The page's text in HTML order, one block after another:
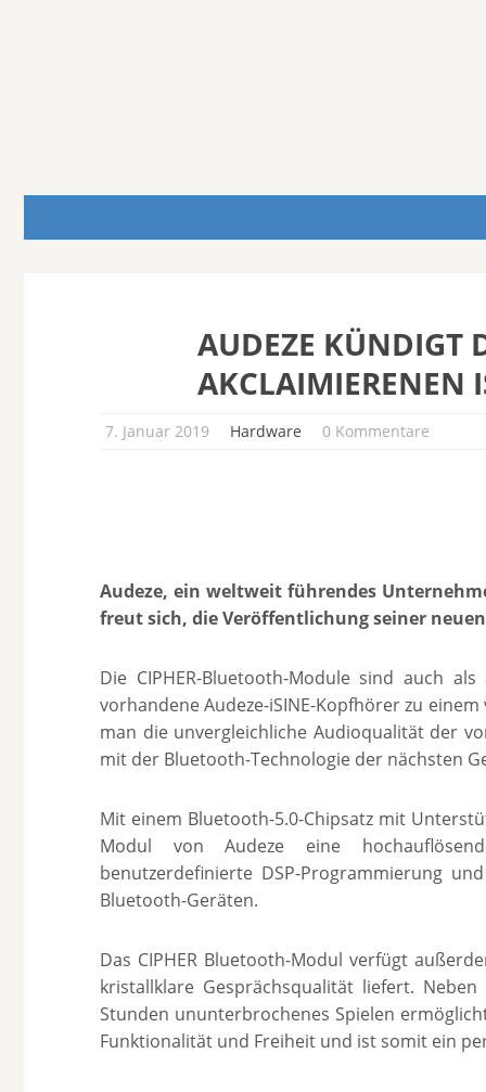
AUDEZE KÜNDIGT
AKCLAIMIERENEN
7. Januar 2019 Hardware 0 Kommentare
Audeze, ein weltweit führendes
freut sich, die Veröffentlichung seiner
Die CIPHER-Bluetooth-Module sind auch
vorhandene Audeze-iSINE-Kopfhörer zu
man die unvergleichliche Audioqualität der
mit der Bluetooth-Technologie der nächsten
Mit einem Bluetooth-5.0-Chipsatz mit
Modul von Audeze eine
benutzerdefinierte DSP-Programmierung
Bluetooth-Geräten.
Das CIPHER Bluetooth-Modul verfügt
kristallklare Gesprächsqualität liefert.
Stunden ununterbrochenes Spielen
Funktionalität und Freiheit und ist somit ein